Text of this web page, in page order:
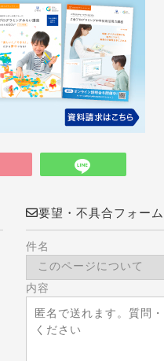
要望・不具合フォーム
件名
内容